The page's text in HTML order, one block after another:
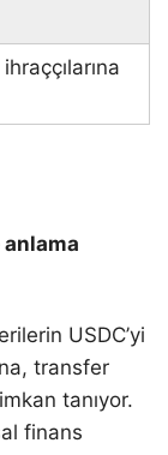
USDC’yi
transfer
tanıyor.
finans